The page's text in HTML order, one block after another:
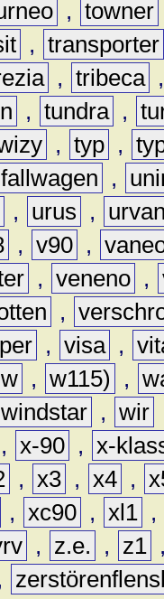
, towner
, transporter
, tribeca
, tundra ,
, typ ,
,
, urus ,
, v90 ,
, veneno ,
,
, visa ,
w , w115) ,
windstar , wir
, x-90 , x-
, x3 , x4 ,
, xc90 , xl1 ,
, z.e. , z1